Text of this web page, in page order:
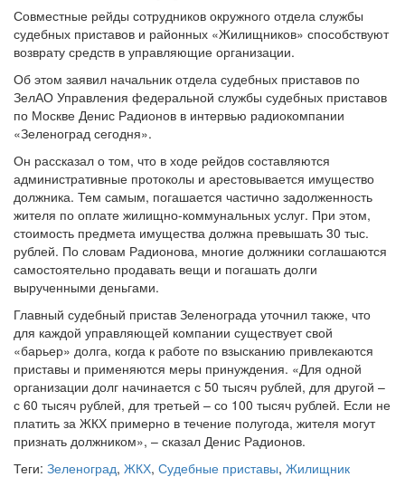
Совместные рейды сотрудников окружного отдела службы
судебных приставов и районных «Жилищников» способствуют
возврату средств в управляющие организации.
Об этом заявил начальник отдела судебных приставов по
ЗелАО Управления федеральной службы судебных приставов
по Москве Денис Радионов в интервью радиокомпании
«Зеленоград сегодня».
Он рассказал о том, что в ходе рейдов составляются
административные протоколы и арестовывается имущество
должника. Тем самым, погашается частично задолженность
жителя по оплате жилищно-коммунальных услуг. При этом,
стоимость предмета имущества должна превышать 30 тыс.
рублей. По словам Радионова, многие должники соглашаются
самостоятельно продавать вещи и погашать долги
вырученными деньгами.
Главный судебный пристав Зеленограда уточнил также, что
для каждой управляющей компании существует свой
«барьер» долга, когда к работе по взысканию привлекаются
приставы и применяются меры принуждения. «Для одной
организации долг начинается с 50 тысяч рублей, для другой –
с 60 тысяч рублей, для третьей – со 100 тысяч рублей. Если не
платить за ЖКХ примерно в течение полугода, жителя могут
признать должником», – сказал Денис Радионов.
Теги: Зеленоград, ЖКХ, Судебные приставы, Жилищник